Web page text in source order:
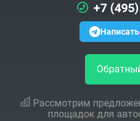
+7
Рассмотрим
площадок для